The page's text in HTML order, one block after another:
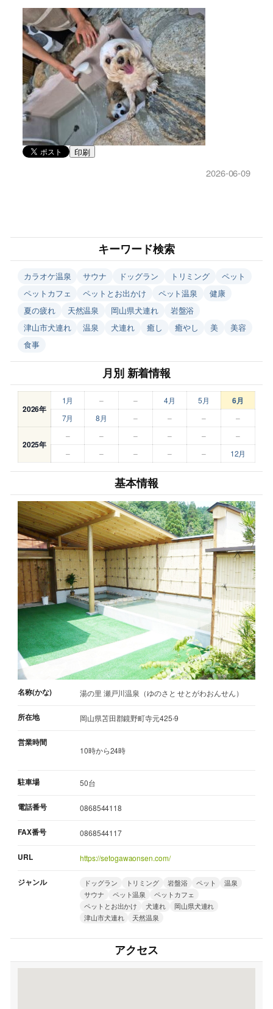
印刷
2026-06-09
キーワード検索
カラオケ温泉 サウナ ドッグラン トリミング
ペット
ペットカフェ
ペットとお出かけ ペット温泉
健康
夏の疲れ
天然温泉 岡山県犬連れ
岩盤浴
津山市犬連れ
温泉 犬連れ 癒し 癒やし 美
美容
食事
月別 新着情報
2026年
1月 – – 4月 5月 6月
7月 8月 – – – –
2025年
– – – – –
–
–
– – – – 12月
基本情報
名称(かな) 湯の里 瀬戸川温泉（ゆのさと せとがわおんせん）
所在地 岡山県苫田郡鏡野町寺元425-9
営業時間
10時から24時
駐車場 50台
電話番号 0868544118
FAX番号 0868544117
URL https://setogawaonsen.com/
ジャンル ドッグラン トリミング 岩盤浴 ペット
温泉
サウナ
ペット温泉
ペットカフェ
ペットとお出かけ
犬連れ
岡山県犬連れ
津山市犬連れ
天然温泉
アクセス